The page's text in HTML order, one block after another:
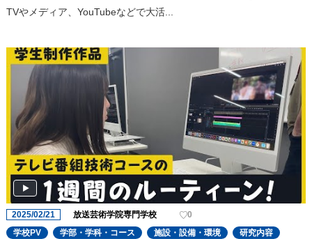
TVやメディア、YouTubeなどで大活...
2025/02/21 放送芸術学院専門学校
0
学校PV
学部・学科・コース 施設・設備・環境
研究内容